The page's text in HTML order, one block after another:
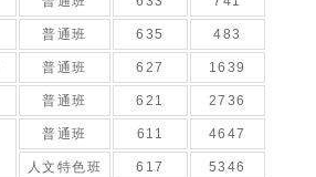
普通班 635 483
普通班 627 1639
普通班 621 2736
普通班 611 4647
人文特色班 617 5346